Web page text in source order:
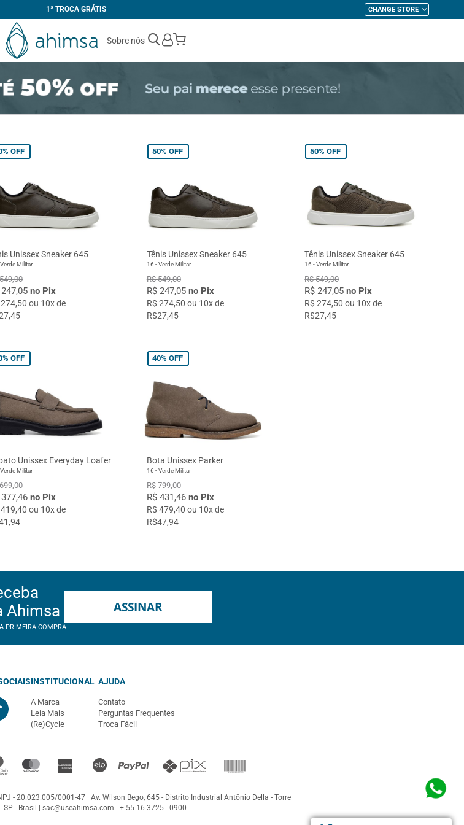
1ª TROCA GRÁTIS CHANGE STORE
Sobre nós
My Cart
OFF
Unissex Sneaker 645
Militar
247,05no Pix
274,50 ou 10x de
50% OFF
Tênis Unissex Sneaker 645
16 - Verde Militar
R$ 549,00
R$ 247,05 no Pix
R$ 274,50 ou 10x de
R$27,45
50% OFF
Tênis Unissex Sneaker 645
16 - Verde Militar
R$ 549,00
R$ 247,05no Pix
R$ 274,50 ou 10x de
R$27,45
OFF
Unissex Everyday Loafer
Militar
377,46no Pix
419,40 ou 10x de
40% OFF
Bota Unissex Parker
16 - Verde Militar
R$ 799,00
R$ 431,46 no Pix
R$ 479,40 ou 10x de
R$47,94
Ahimsa
PRIMEIRA COMPRA
ASSINAR
INSTITUCIONAL
A Marca
Leia Mais
(Re)Cycle
AJUDA
Contato
Perguntas Frequentes
Troca Fácil
- 20.023.005/0001-47
Av. Wilson Bego, 645 - Distrito Industrial Antônio Della - Torre
- Brasil | sac@useahimsa.com + 55 16 3725 - 0900